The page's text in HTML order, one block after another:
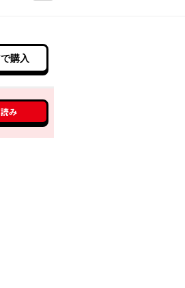
購入
み